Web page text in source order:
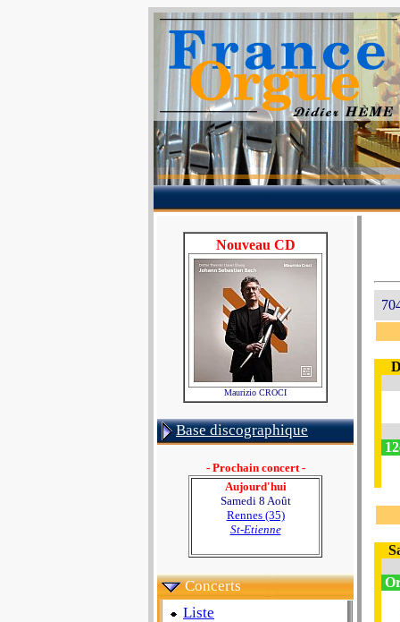
Nouveau CD
Maurizio CROCI
Base discographique
- Prochain concert -
Aujourd'hui
Samedi 8 Août
Rennes (35)
St-Etienne
Concerts
Liste